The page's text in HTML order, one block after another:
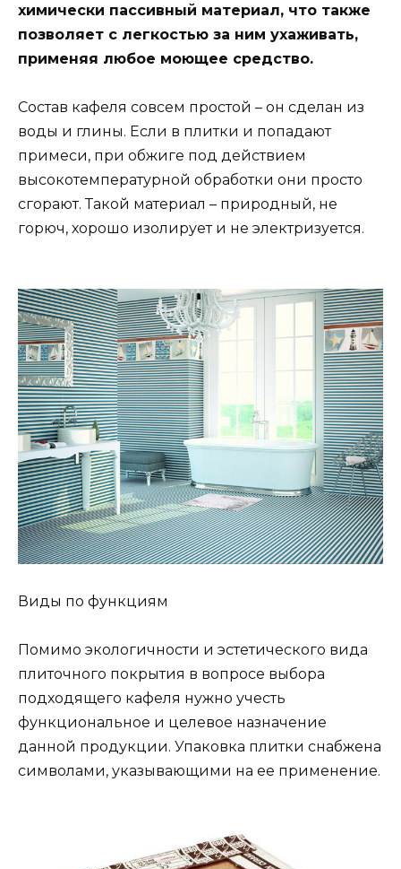
химически пассивный материал, что также
позволяет с легкостью за ним ухаживать,
применяя любое моющее средство.
Состав кафеля совсем простой – он сделан из
воды и глины. Если в плитки и попадают
примеси, при обжиге под действием
высокотемпературной обработки они просто
сгорают. Такой материал – природный, не
горюч, хорошо изолирует и не электризуется.
Виды по функциям
Помимо экологичности и эстетического вида
плиточного покрытия в вопросе выбора
подходящего кафеля нужно учесть
функциональное и целевое назначение
данной продукции. Упаковка плитки снабжена
символами, указывающими на ее применение.